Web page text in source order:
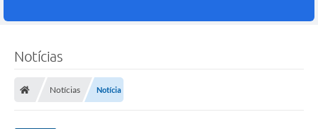
Notícias
Notícias Notícia